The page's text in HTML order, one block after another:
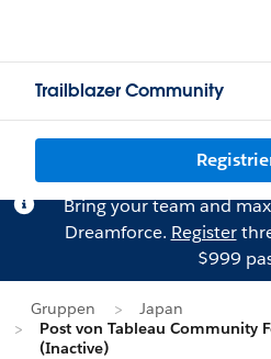
Trailblazer Community
Bring your team and
Dreamforce. Register
$999
Gruppen
Japan
Post von Tableau Community
(Inactive)